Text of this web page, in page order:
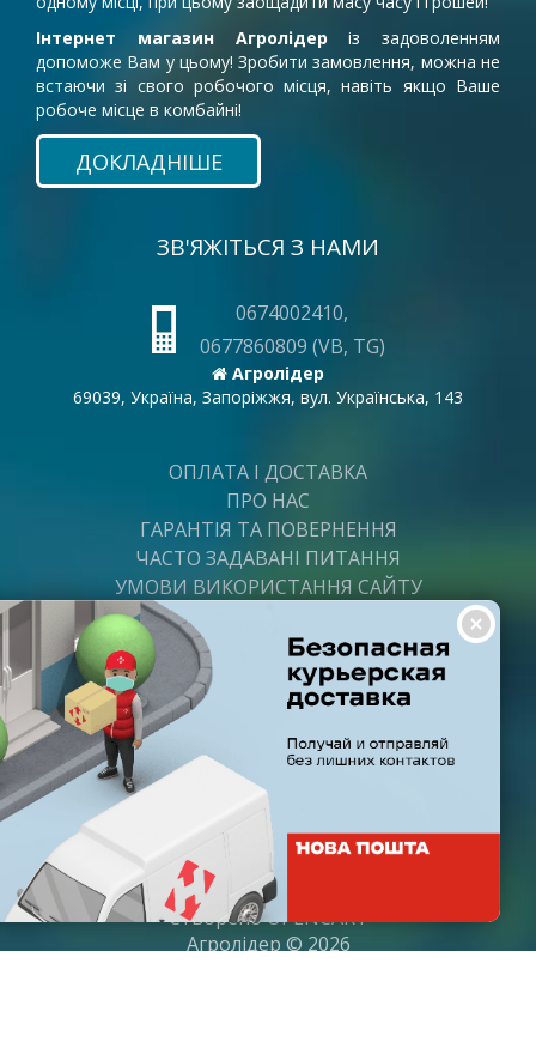
Інтернет магазин Агролідер із задоволенням
допоможе Вам у цьому! Зробити замовлення, можна не
встаючи зі свого робочого місця, навіть якщо Ваше
робоче місце в комбайні!
ДОКЛАДНІШЕ
ЗВ'ЯЖІТЬСЯ З НАМИ
0674002410,
0677860809 (VB, TG)
Агролідер
69039, Україна, Запоріжжя, вул. Українська, 143
ОПЛАТА І ДОСТАВКА
ПРО НАС
ГАРАНТІЯ ТА ПОВЕРНЕННЯ
ЧАСТО ЗАДАВАНІ ПИТАННЯ
УМОВИ ВИКОРИСТАННЯ САЙТУ
ПОСТАЧАЛЬНИКАМ
ПАРТНЕРИ
ГРАФІК РОБОТИ
Пн-Пт: з 8:00 до 21:00
Субота: з 9:00 до 20:00
Неділя: з 10:00 до 19:00
СтвореноOPENCART
Агролідер © 2026